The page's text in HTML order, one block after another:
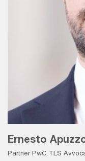
Ernesto
Partner PwC TLS